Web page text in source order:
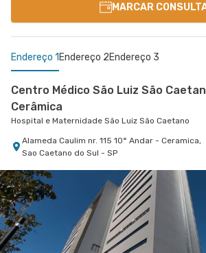
MARCAR
Endereço 1 Endereço 2Endereço 3
Centro Médico São Luiz São
Cerâmica
Hospital e Maternidade São Luiz São Caetano
Alameda Caulim nr. 115 10° Andar - Ceramica,
Sao Caetano do Sul - SP
Centro Médico São Luiz Anália
Francisco Marengo
Hospital e Maternidade São Luiz Anália Franco
Rua Francisco Marengo nr. 955 Térreo e 11°
Andar - Tatuape, Sao Paulo - SP
Centro Médico São Bernardo -
Guimarães
Hospital São Luiz São Bernardo
Avenida Alvaro Guimaraes nr. 3033 -
Sao Bernardo do Campo - SP